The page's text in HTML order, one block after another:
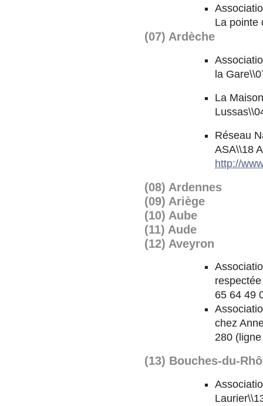
La pointe
(07) Ardèche
la
La
Réseau
ASA\\18
http://
(08) Ardennes
(09) Ariège
(10) Aube
(11) Aude
(12) Aveyron
65 64 49
chez
280
(13) Bouches-du-